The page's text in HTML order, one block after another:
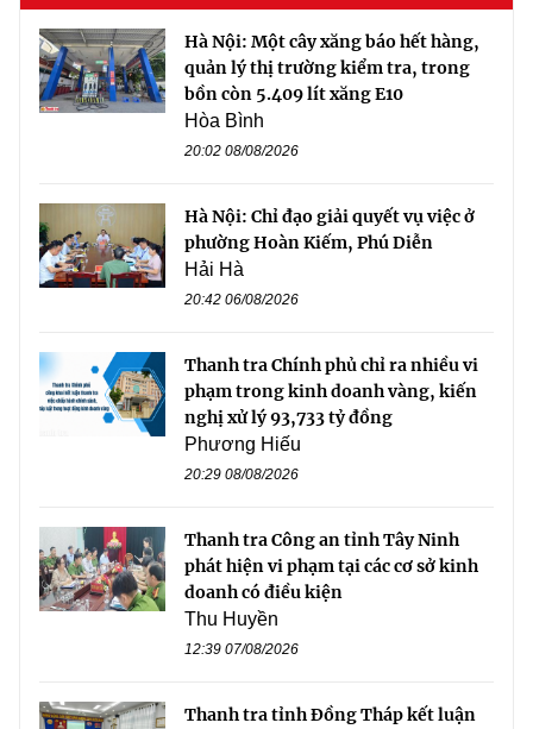
Hà Nội: Một cây xăng báo hết hàng,
quản lý thị trường kiểm tra, trong
bồn còn 5.409 lít xăng E10
Hòa Bình
20:02 08/08/2026
Hà Nội: Chỉ đạo giải quyết vụ việc ở
phường Hoàn Kiếm, Phú Diễn
Hải Hà
20:42 06/08/2026
Thanh tra Chính phủ chỉ ra nhiều vi
phạm trong kinh doanh vàng, kiến
nghị xử lý 93,733 tỷ đồng
Phương Hiếu
20:29 08/08/2026
Thanh tra Công an tỉnh Tây Ninh
phát hiện vi phạm tại các cơ sở kinh
doanh có điều kiện
Thu Huyền
12:39 07/08/2026
Thanh tra tỉnh Đồng Tháp kết luận